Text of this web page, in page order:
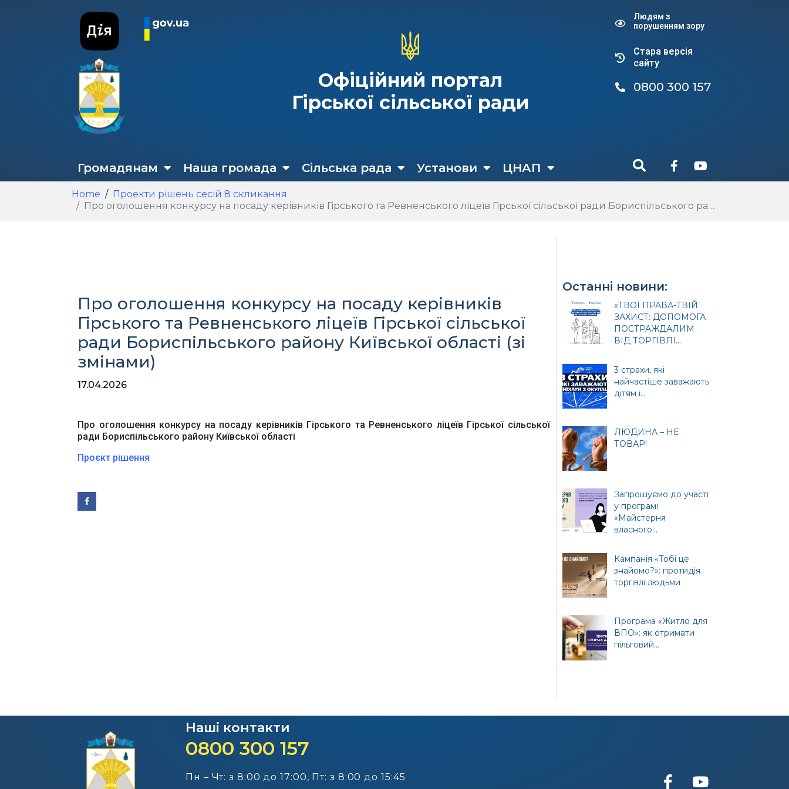
Офіційний портал
Гірської сільської ради
Людям з
порушенням зору
Стара версiя
сайту
0800 300 157
Громадянам Наша громада Сільська рада Установи ЦНАП
Home
Проекти рішень сесій 8 скликання
Про оголошення конкурсу на посаду керівників Гірського та Ревненського ліцеїв Гірської сільської ради Бориспільського району Київської області (зі змінами)
Про оголошення конкурсу на посаду керівників
Гірського та Ревненського ліцеїв Гірської сільської
ради Бориспільського району Київської області (зі
змінами)
17.04.2026
Про оголошення конкурсу на посаду керівників Гірського та Ревненського ліцеїв Гірської сільської
ради Бориспільського району Київської області
Проєкт рішення
Останні новини:
«ТВОЇ ПРАВА-ТВІЙ
ЗАХИСТ: ДОПОМОГА
ПОСТРАЖДАЛИМ
ВІД ТОРГІВЛІ...
3 страхи, які
найчастіше заважають
дітям і...
ЛЮДИНА – НЕ
ТОВАР!
Запрошуємо до участі
у програмі
«Майстерня
власного...
Кампанія «Тобі це
знайомо?»: протидія
торгівлі людьми
Програма «Житло для
ВПО»: як отримати
пільговий...
Наші контакти
0800 300 157
Пн – Чт: з 8:00 до 17:00, Пт: з 8:00 до 15:45